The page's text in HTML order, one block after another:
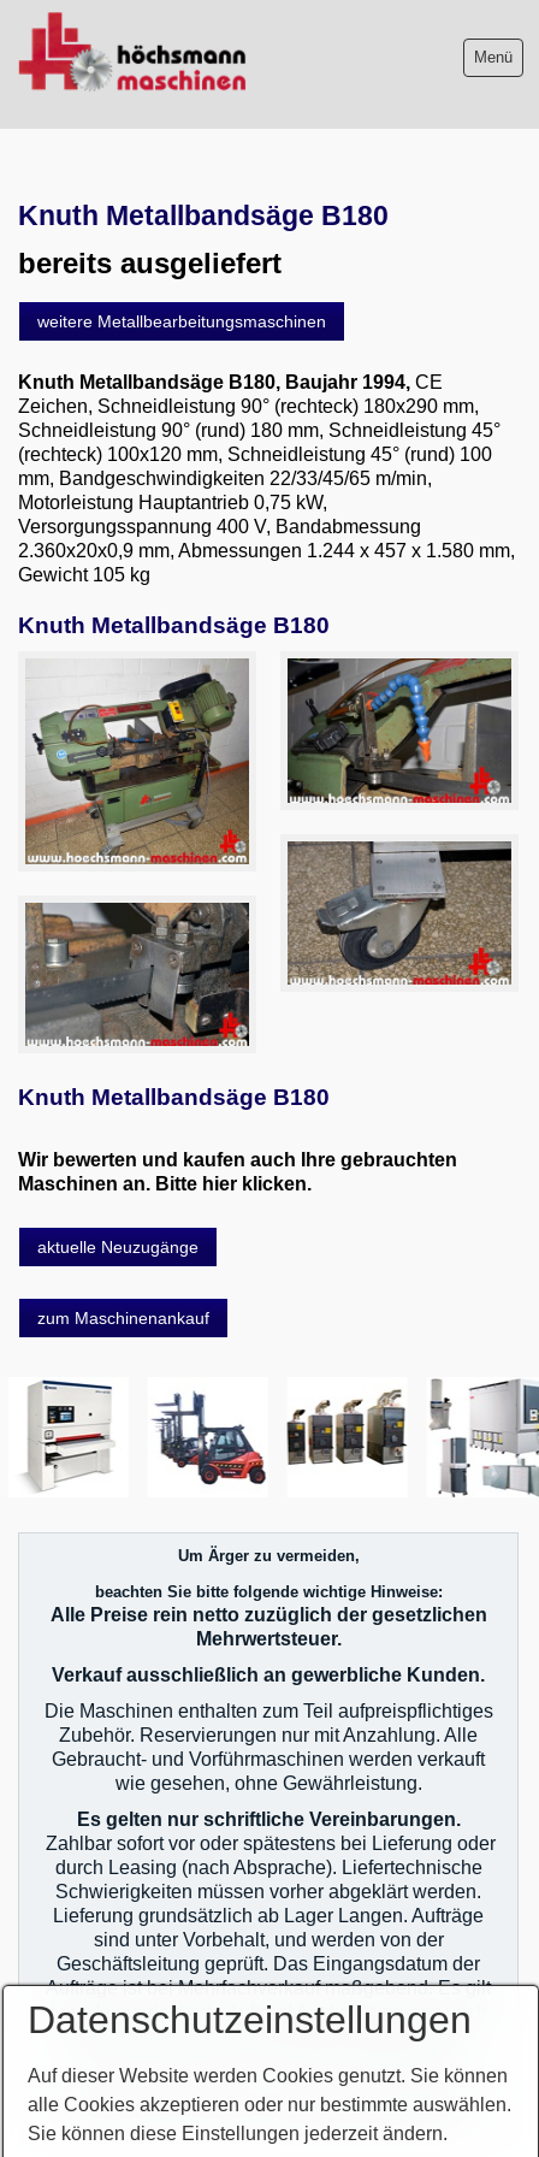
Menü
Maschinenankauf
Shop
Videos
Service
Wir über uns
06103-9744-0
Email
Knuth Metallbandsäge B180
bereits ausgeliefert
weitere Metallbearbeitungsmaschinen
Knuth Metallbandsäge B180, Baujahr 1994, CE
Zeichen, Schneidleistung 90° (rechteck) 180x290 mm,
Schneidleistung 90° (rund) 180 mm, Schneidleistung 45°
(rechteck) 100x120 mm, Schneidleistung 45° (rund) 100
mm, Bandgeschwindigkeiten 22/33/45/65 m/min,
Motorleistung Hauptantrieb 0,75 kW,
Versorgungsspannung 400 V, Bandabmessung
2.360x20x0,9 mm, Abmessungen 1.244 x 457 x 1.580 mm,
Gewicht 105 kg
Knuth Metallbandsäge B180
Knuth Metallbandsäge B180
Wir bewerten und kaufen auch Ihre gebrauchten
Maschinen an. Bitte hier klicken.
aktuelle Neuzugänge
zum Maschinenankauf
Um Ärger zu vermeiden,
beachten Sie bitte folgende wichtige Hinweise:
Alle Preise rein netto zuzüglich der gesetzlichen
Mehrwertsteuer.
Verkauf ausschließlich an gewerbliche Kunden.
Die Maschinen enthalten zum Teil aufpreispflichtiges
Zubehör. Reservierungen nur mit Anzahlung. Alle
Gebraucht- und Vorführmaschinen werden verkauft
wie gesehen, ohne Gewährleistung.
Es gelten nur schriftliche Vereinbarungen.
Zahlbar sofort vor oder spätestens bei Lieferung oder
durch Leasing (nach Absprache). Liefertechnische
Schwierigkeiten müssen vorher abgeklärt werden.
Lieferung grundsätzlich ab Lager Langen. Aufträge
sind unter Vorbehalt, und werden von der
Geschäftsleitung geprüft. Das Eingangsdatum der
Aufträge ist bei Mehrfachverkauf maßgebend. Es gilt
jeweils nur der erste Auftrag! Auslieferung erst nach
zahlungstechnischer Klärung! Im Übrigen gelten
Sie finden unsere AGB`s auf unserer Homepage im
Netz oder auf unseren Auftragsbestätigungen.
Datenschutzeinstellungen
Auf dieser Website werden Cookies genutzt. Sie können
alle Cookies akzeptieren oder nur bestimmte auswählen.
Sie können diese Einstellungen jederzeit ändern.